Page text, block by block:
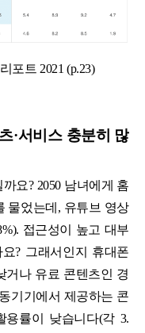
포트 2021 (p.23)
·서비스 충분히 많
요? 2050 남녀에게 홈
물었는데, 유튜브 영상
접근성이 높고 대부
? 그래서인지 휴대폰
거나 유료 콘텐츠인 경
기기에서 제공하는 콘
률이 낮습니다(각 3.